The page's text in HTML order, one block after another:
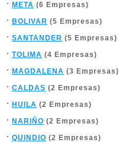
META (6 Empresas)
BOLIVAR (5 Empresas)
SANTANDER (5 Empresas)
TOLIMA (4 Empresas)
MAGDALENA (3 Empresas)
CALDAS (2 Empresas)
HUILA (2 Empresas)
NARIÑO (2 Empresas)
QUINDIO (2 Empresas)